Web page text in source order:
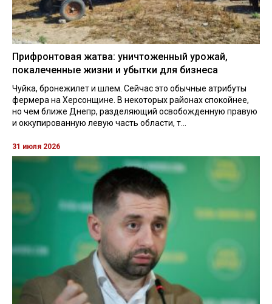
Прифронтовая жатва: уничтоженный урожай,
покалеченные жизни и убытки для бизнеса
Чуйка, бронежилет и шлем. Сейчас это обычные атрибуты
фермера на Херсонщине. В некоторых районах спокойнее,
но чем ближе Днепр, разделяющий освобожденную правую
и оккупированную левую часть области, т...
31 июля 2026